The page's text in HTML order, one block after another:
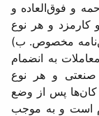
و فوق‌العاده و
كارمزد و هر نوع
مخصوص. ب)
به انضمام
صنعتی و هر نوع
كان‌ها پس از وضع
است و به موجب